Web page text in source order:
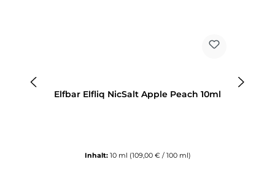
Elfbar Elfliq NicSalt Apple Peach 10ml
Inhalt: 10 ml (109,00 € / 100 ml)